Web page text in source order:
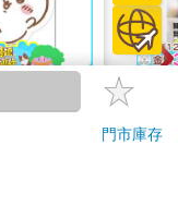
我
特價
門市庫存